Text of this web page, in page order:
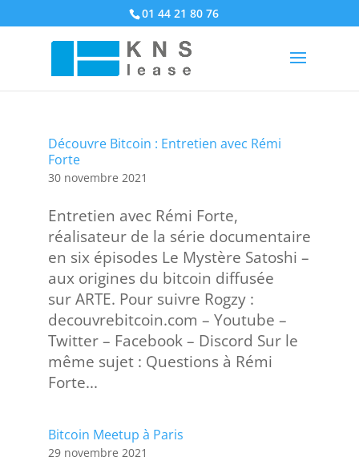
01 44 21 80 76
Découvre Bitcoin : Entretien avec Rémi
Forte
30 novembre 2021
Entretien avec Rémi Forte,
réalisateur de la série documentaire
en six épisodes Le Mystère Satoshi –
aux origines du bitcoin diffusée
sur ARTE. Pour suivre Rogzy :
decouvrebitcoin.com – Youtube –
Twitter – Facebook – Discord Sur le
même sujet : Questions à Rémi
Forte...
Bitcoin Meetup à Paris
29 novembre 2021